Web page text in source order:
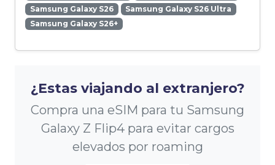
Samsung Galaxy S26
Samsung Galaxy S26 Ultra
Samsung Galaxy S26+
¿Estas viajando al extranjero?
Compra una eSIM para tu Samsung
Galaxy Z Flip4 para evitar cargos
elevados por roaming